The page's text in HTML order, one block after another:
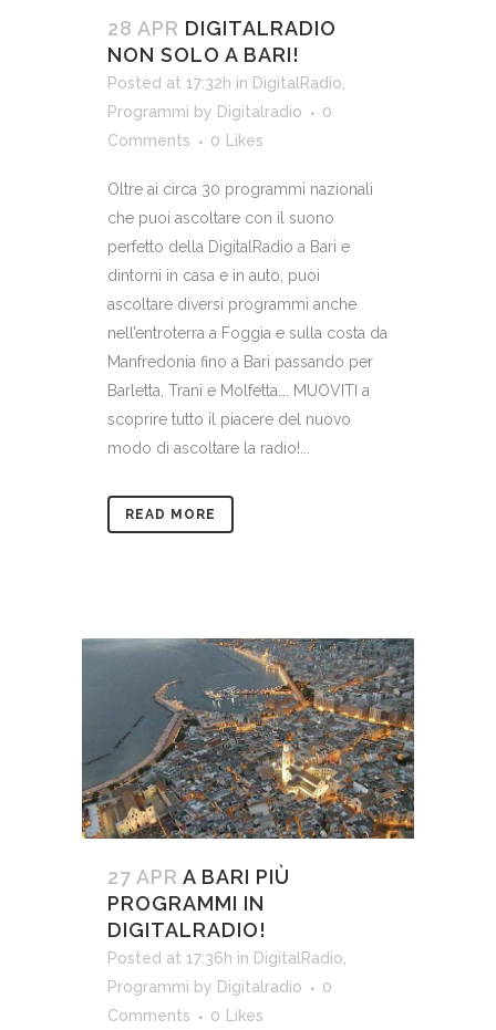
28 APR DIGITALRADIO
NON SOLO A BARI!
Posted at 17:32h in DigitalRadio
Programmi by Digitalradio
0
Comments
0 Likes
Oltre ai circa 30 programmi nazionali
che puoi ascoltare con il suono
perfetto della DigitalRadio a Bari e
dintorni in casa e in auto, puoi
ascoltare diversi programmi anche
nell’entroterra a Foggia e sulla costa da
Manfredonia fino a Bari passando per
Barletta, Trani e Molfetta…. MUOVITI a
scoprire tutto il piacere del nuovo
modo di ascoltare la radio!...
READ MORE
27 APR A BARI PIÙ
PROGRAMMI IN
DIGITALRADIO!
Posted at 17:36h in DigitalRadio
Programmi by Digitalradio
0
Comments
0 Likes